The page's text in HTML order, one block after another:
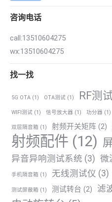
咨询电话
call:13510604275
wx:13510604275
找一找
5G OTA (1) OTA测试 (1) RF测
WIFI测试 (1) 信号放大器 (1) 功分器 (1)
双层隔音箱 (1) 射频开关矩阵 (2)
射频配件 (12)
异音异响测试系统 (3) 微
手机隔音箱 (1) 无线测试仪 (3)
测试屏蔽箱 (1) 测试转台 (2) 滤